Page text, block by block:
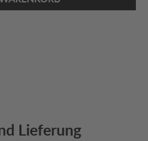
Lieferung